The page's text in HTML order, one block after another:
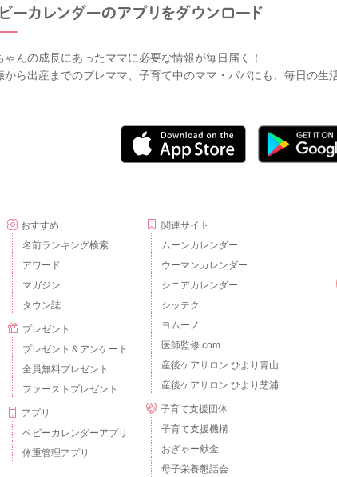
ゃんの成長にあったママに必要な情報が毎日届く！
から出産までのプレママ、子育て中のママ・パパにも、毎日の生
おすすめ
名前ランキング検索
アワード
マガジン
タウン誌
プレゼント
プレゼント＆アンケート
全員無料プレゼント
ファーストプレゼント
アプリ
ベビーカレンダーアプリ
体重管理アプリ
関連サイト
ムーンカレンダー
ウーマンカレンダー
シニアカレンダー
シッテク
ヨムーノ
医師監修.com
産後ケアサロン ひより青山
産後ケアサロン ひより芝浦
子育て支援団体
子育て支援機構
おぎゃー献金
母子栄養懇話会